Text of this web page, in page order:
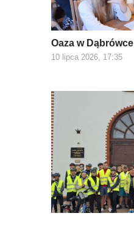
Oaza w Dąbrówce
10 lipca 2026, 17:35